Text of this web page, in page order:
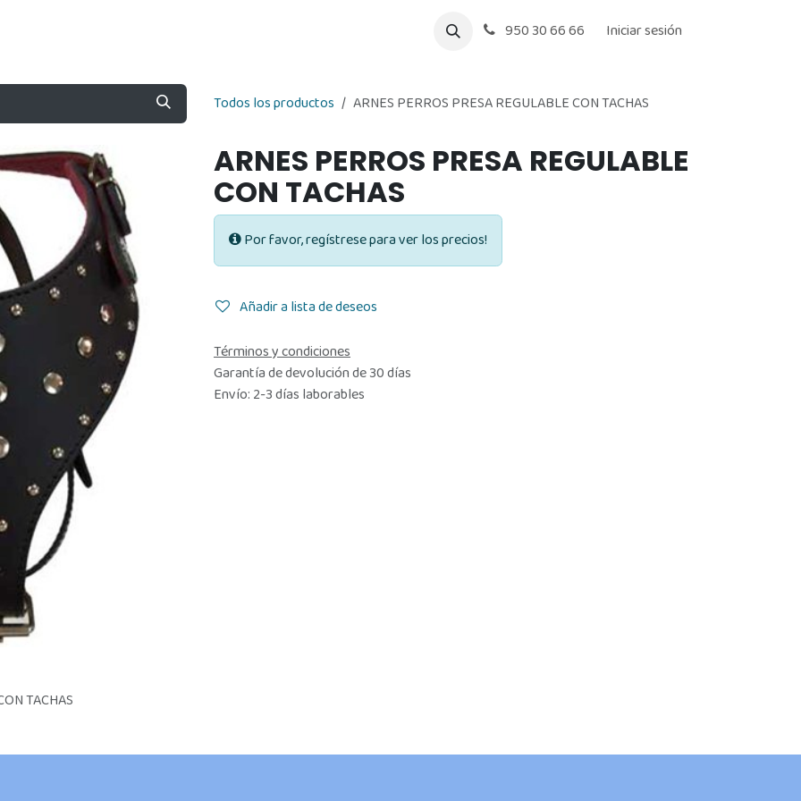
950 30 66 66 Iniciar sesión
Todos los productos ARNES PERROS PRESA REGULABLE CON TACHAS
ARNES PERROS PRESA REGULABLE
CON TACHAS
Por favor, regístrese para ver los precios!
Añadir a lista de deseos
Términos y condiciones
Garantía de devolución de 30 días
Envío: 2-3 días laborables
TACHAS